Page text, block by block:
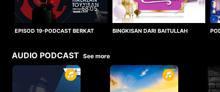
58:05
EPISOD 19-PODCAST BERKAT
BINGKISAN DARI BAITULLAH
AUDIO PODCAST See more